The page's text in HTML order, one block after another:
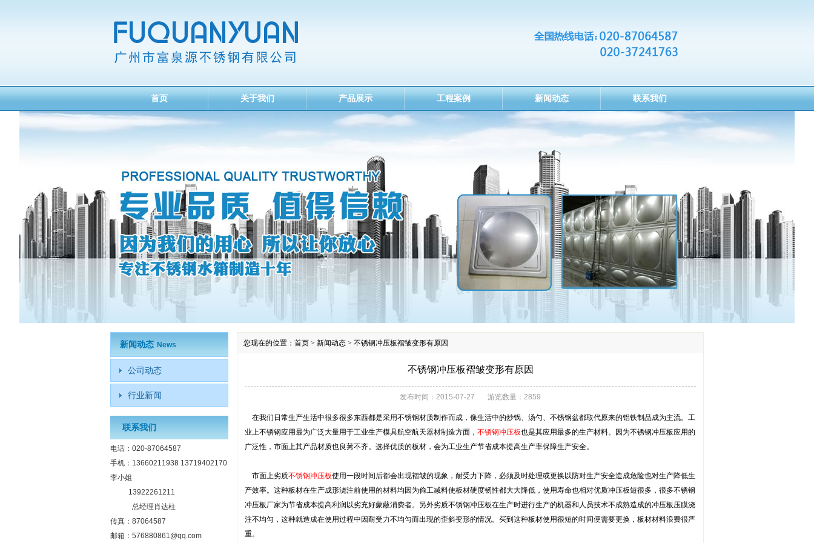
首页 关于我们 产品展示 工程案例 新闻动态 联系我们
您现在的位置： 首页 > 新闻动态 > 不锈钢冲压板褶皱变形有原因
不锈钢冲压板褶皱变形有原因
发布时间： 2015-07-27 游览数量： 2859
在我们日常生产生活中很多很多东西都是采用不锈钢材质制作而成，像生活中的炒锅、汤勺、不锈钢盆都取代原来的铝铁制品成为主流。工
业上不锈钢应用最为广泛大量用于工业生产模具航空航天器材制造方面， 不锈钢冲压板也是其应用最多的生产材料。因为不锈钢冲压板应用的
广泛性，市面上其产品材质也良莠不齐。选择优质的板材，会为工业生产节省成本提高生产率保障生产安全。
市面上劣质不锈钢冲压板使用一段时间后都会出现褶皱的现象，耐受力下降，必须及时处理或更换以防对生产安全造成危险也对生产降低生
产效率。这种板材在生产成形浇注前使用的材料均因为偷工减料使板材硬度韧性都大大降低，使用寿命也相对优质冲压板短很多，很多不锈钢
冲压板厂家为节省成本提高利润以劣充好蒙蔽消费者。另外劣质不锈钢冲压板在生产时进行生产的机器和人员技术不成熟造成的冲压板压膜浇
注不均匀，这种就造成在使用过程中因耐受力不均匀而出现的歪斜变形的情况。买到这种板材使用很短的时间便需要更换，板材材料浪费很严
重。
新闻动态 News
公司动态
行业新闻
联系我们
电话：020-87064587
手机：13660211938 13719402170
李小姐
13922261211
总经理肖达柱
传真：87064587
邮箱：576880861@qq.com